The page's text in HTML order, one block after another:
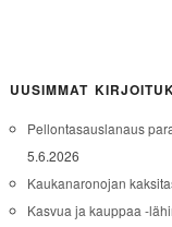
UUSIMMAT
Pellontasauslanaus
5.6.2026
Kaukanaronojan
Kasvua ja kauppaa -